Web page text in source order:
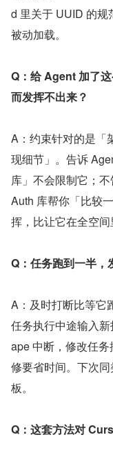
d 里关于 UUID 的规
被动加载。
Q：给 Agent 加了
而发挥不出来？
A：约束针对的是「
现细节」。告诉
库」不会限制它；
Auth 库帮你「比较
挥，比让它在全空间
Q：任务跑到一半，
A：及时打断比等它
任务执行中途输入
ape 中断，修改任
修要省时间。下次
板。
Q：这套方法对